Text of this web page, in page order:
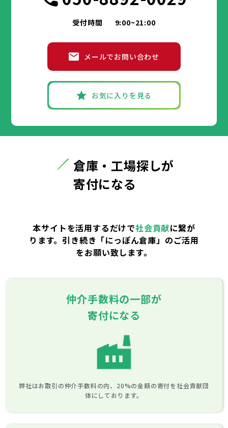
受付時間 9:00~21:00
メールでお問い合わせ
お気に入りを見る
倉庫・工場探しが
寄付になる
本サイトを活用するだけで社会貢献に繋が
ります。 引き続き「にっぽん倉庫」のご活用
をお願い致します。
仲介手数料の一部が
寄付になる
弊社はお取引の仲介手数料の内、20%の金額の寄付を社会貢献団
体にしております。